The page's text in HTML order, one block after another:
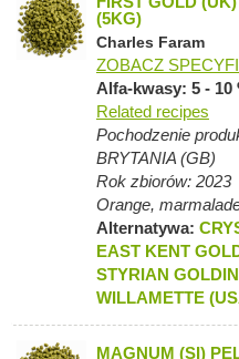
(5KG)
Charles Faram
ZOBACZ
Alfa-kwasy: 5 - 10
Related recipes
Pochodzenie
BRYTANIA (GB)
Rok zbiorów: 2023
Orange,
Alternatywa:
EAST KENT
STYRIAN
WILLAMETTE
MAGNUM (SI)